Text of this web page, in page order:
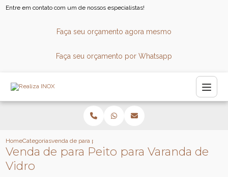
Entre em contato com um de nossos especialistas!
Faça seu orçamento agora mesmo
Faça seu orçamento por Whatsapp
HomeCategoriasvenda de para peito para varanda de vidro
Venda de para Peito para Varanda de
Vidro